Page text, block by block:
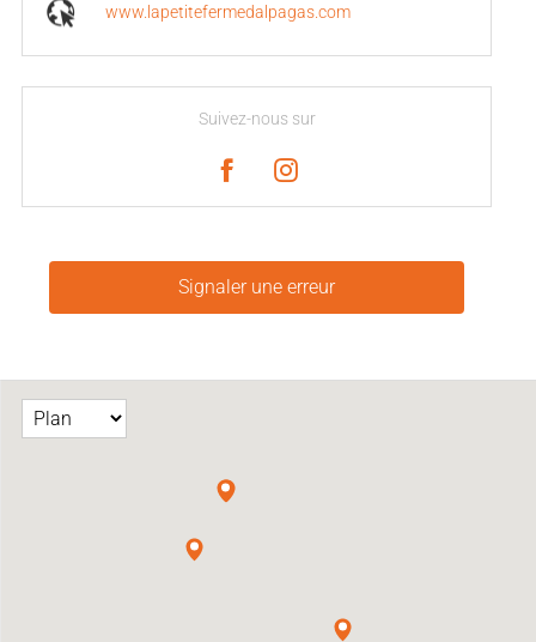
www.lapetitefermedalpagas.com
Suivez-nous sur
Signaler une erreur